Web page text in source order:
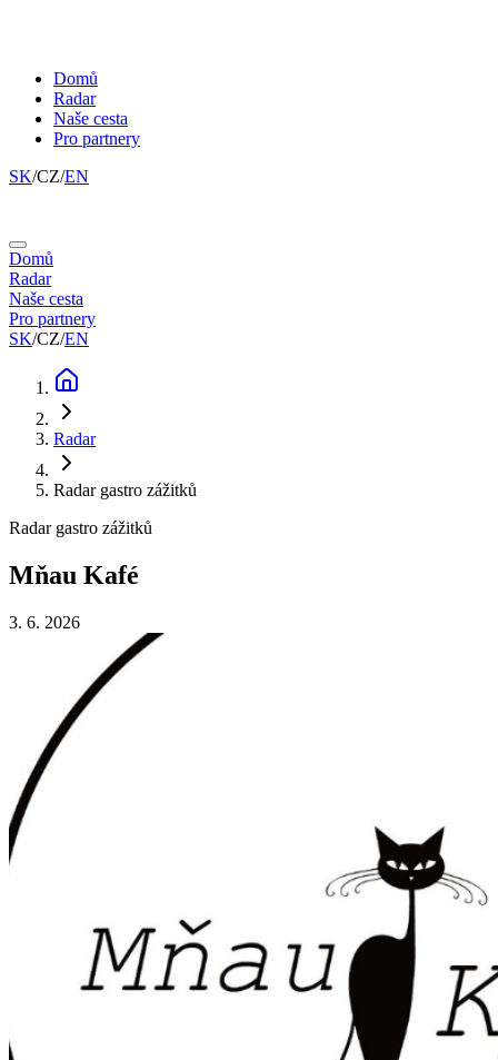
Domů
Radar
Naše cesta
Pro partnery
SK/CZ/EN
Domů
Radar
Naše cesta
Pro partnery
SK/CZ/EN
Radar
Radar gastro zážitků
Radar gastro zážitků
Mňau Kafé
3. 6. 2026